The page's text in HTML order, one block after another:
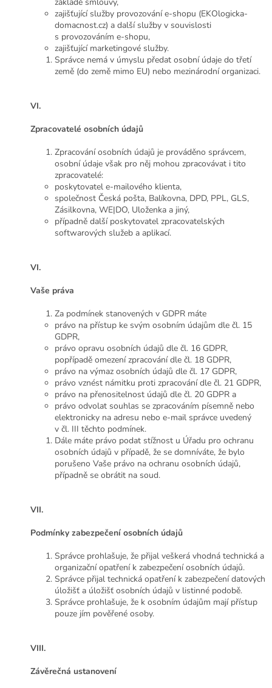
zajišťující služby provozování e-shopu (EKOlogicka-
domacnost.cz) a další služby v souvislosti
s provozováním e-shopu,
zajišťující marketingové služby.
Správce nemá v úmyslu předat osobní údaje do třetí
země (do země mimo EU) nebo mezinárodní organizaci.
VI.
Zpracovatelé osobních údajů
Zpracování osobních údajů je prováděno správcem,
osobní údaje však pro něj mohou zpracovávat i tito
zpracovatelé:
poskytovatel e-mailového klienta,
společnost Česká pošta, Balíkovna, DPD, PPL, GLS,
Zásilkovna, WE|DO, Uloženka a jiný,
případně další poskytovatel zpracovatelských
softwarových služeb a aplikací.
VI.
Vaše práva
Za podmínek stanovených v GDPR máte
právo na přístup ke svým osobním údajům dle čl. 15
GDPR,
právo opravu osobních údajů dle čl. 16 GDPR,
popřípadě omezení zpracování dle čl. 18 GDPR,
právo na výmaz osobních údajů dle čl. 17 GDPR,
právo vznést námitku proti zpracování dle čl. 21 GDPR,
právo na přenositelnost údajů dle čl. 20 GDPR a
právo odvolat souhlas se zpracováním písemně nebo
elektronicky na adresu nebo e-mail správce uvedený
v čl. III těchto podmínek.
Dále máte právo podat stížnost u Úřadu pro ochranu
osobních údajů v případě, že se domníváte, že bylo
porušeno Vaše právo na ochranu osobních údajů,
případně se obrátit na soud.
VII.
Podmínky zabezpečení osobních údajů
Správce prohlašuje, že přijal veškerá vhodná technická a
organizační opatření k zabezpečení osobních údajů.
Správce přijal technická opatření k zabezpečení datových
úložišť a úložišť osobních údajů v listinné podobě.
Správce prohlašuje, že k osobním údajům mají přístup
pouze jím pověřené osoby.
VIII.
Závěrečná ustanovení